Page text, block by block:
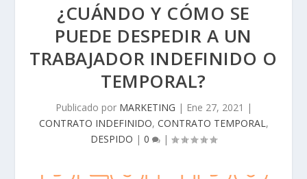
¿CUÁNDO Y CÓMO SE
PUEDE DESPEDIR A UN
TRABAJADOR INDEFINIDO O
TEMPORAL?
Publicado por MARKETING | Ene 27, 2021 |
CONTRATO INDEFINIDO, CONTRATO TEMPORAL,
DESPIDO | 0 |